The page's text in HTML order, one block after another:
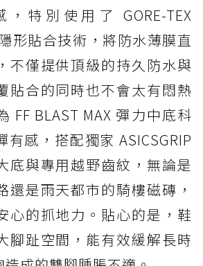
特別使用了 GORE-TEX
形貼合技術，將防水薄膜直
不僅提供頂級的持久防水與
貼合的同時也不會太有悶熱
FF BLAST MAX 彈力中底科
有感，搭配獨家 ASICSGRIP
底與專用越野齒紋，無論是
還是雨天都市的騎樓磁磚，
心的抓地力。貼心的是，鞋
腳趾空間，能有效緩解長時